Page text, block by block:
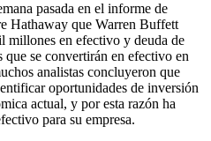
pasada en el informe de
Hathaway que Warren Buffett
millones en efectivo y deuda de
se convertirán en efectivo en
analistas concluyeron que
oportunidades de inversión
actual, y por esta razón ha
para su empresa.